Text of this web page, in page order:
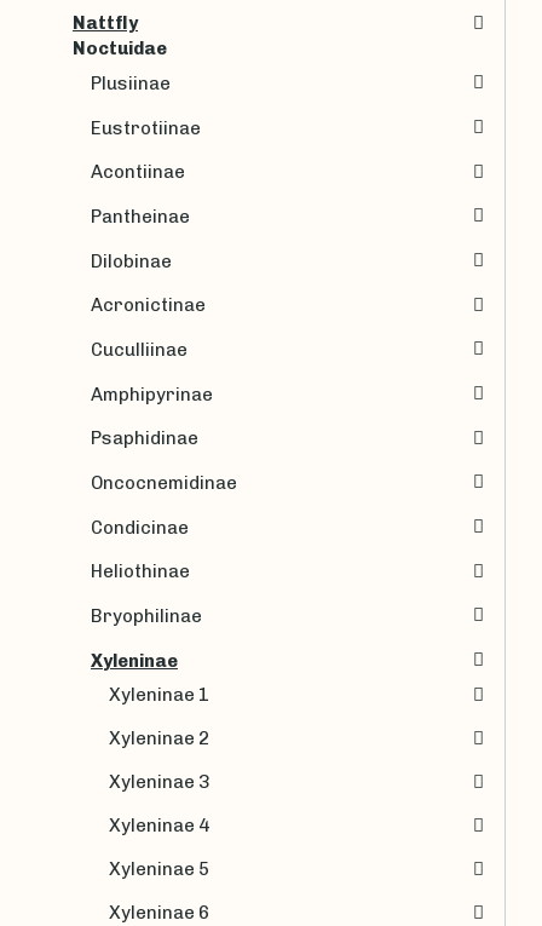
Nattfly
Noctuidae
Plusiinae
Eustrotiinae
Acontiinae
Pantheinae
Dilobinae
Acronictinae
Cuculliinae
Amphipyrinae
Psaphidinae
Oncocnemidinae
Condicinae
Heliothinae
Bryophilinae
Xyleninae
Xyleninae 1
Xyleninae 2
Xyleninae 3
Xyleninae 4
Xyleninae 5
Xyleninae 6